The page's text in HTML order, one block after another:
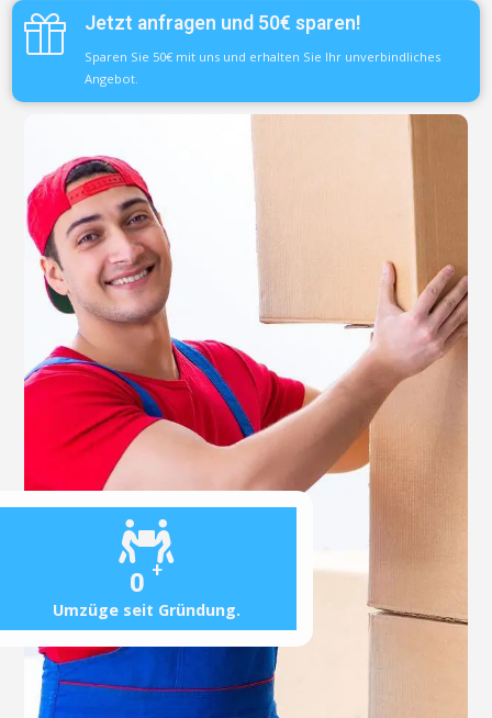
0 +
Umzüge seit Gründung.
Jetzt anfragen und 50€ sparen!
Sparen Sie 50€ mit uns und erhalten Sie Ihr unverbindliches
Angebot.